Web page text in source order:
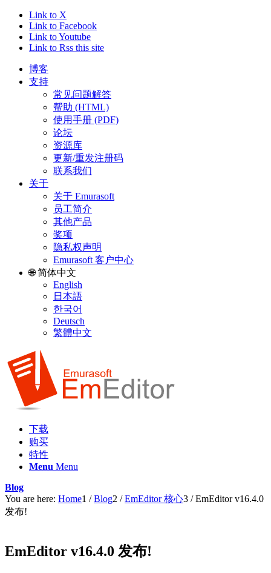
Link to X
Link to Facebook
Link to Youtube
Link to Rss this site
博客
支持
常见问题解答
帮助 (HTML)
使用手册 (PDF)
论坛
资源库
更新/重发注册码
联系我们
关于
关于 Emurasoft
员工简介
其他产品
奖项
隐私权声明
Emurasoft 客户中心
🌐 简体中文
English
日本語
한국어
Deutsch
繁體中文
下载
购买
特性
Menu Menu
Blog
You are here: Home1 / Blog2 / EmEditor 核心3 / EmEditor v16.4.0
发布!
EmEditor v16.4.0 发布!